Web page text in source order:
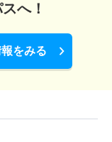
へ！
をみる